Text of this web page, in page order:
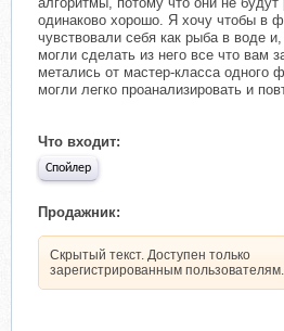
одинаково хорошо. Я хочу чтобы в
чувствовали себя как рыба в воде
могли сделать из него все что вам
метались от мастер-класса одного
могли легко проанализировать и
Что входит:
Спойлер
Продажник:
Скрытый текст. Доступен только
зарегистрированным пользователям.